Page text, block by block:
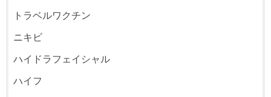
トラベルワクチン
ニキビ
ハイドラフェイシャル
ハイフ